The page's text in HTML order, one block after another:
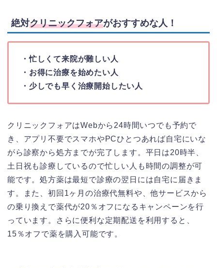
絶対クリニックフォアがおすすめな人！
・忙しくて来院が難しい人
・お得に治療を始めたい人
・少しでも早く治療開始したい人
クリニックフォアはWebから24時間いつでも予約で
き、アプリ不要でスマホやPCひとつあれば自宅にいな
がら診察から処方までが完了します。平日は20時半、
土日祝も診療しているので忙しい人も時間の調整が可
能です。処方薬は最短で診療の翌日には自宅に届きま
す。また、初回1ヶ月の治療代無料や、他サービスから
の乗り換えで薬代が20％オフになるキャンペーンを行
っています。さらに便利な定期配送を利用すると、
15％オフで薬を購入可能です。